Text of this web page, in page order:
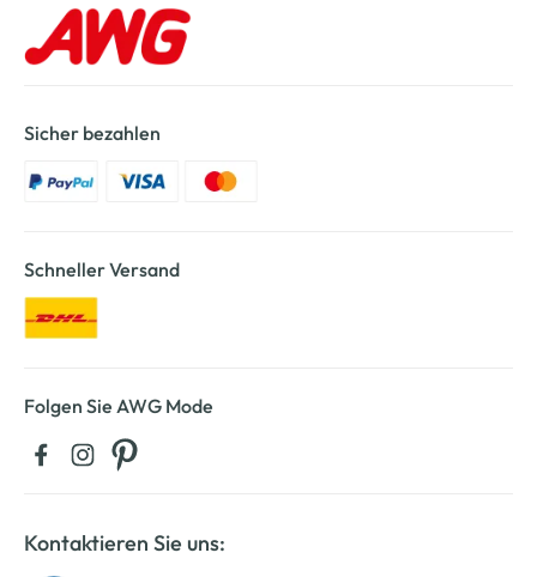
Sicher bezahlen
Schneller Versand
Folgen Sie AWG Mode
Kontaktieren Sie uns: